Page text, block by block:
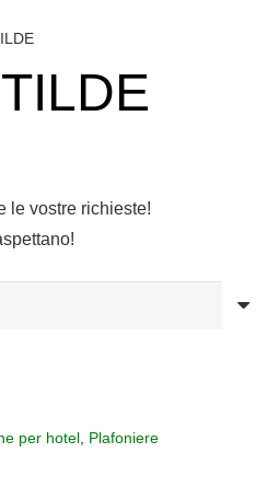
le vostre richieste!
per hotel, Plafoniere